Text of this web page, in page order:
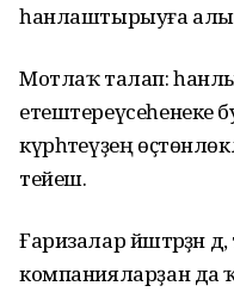
һанлаштырыуға
Мотлаҡ талап: һанлы
етештереүсеһенеке
күрһәтеүҙең
тейеш.
Ғаризалар йәштәрҙән дә,
компанияларҙан да